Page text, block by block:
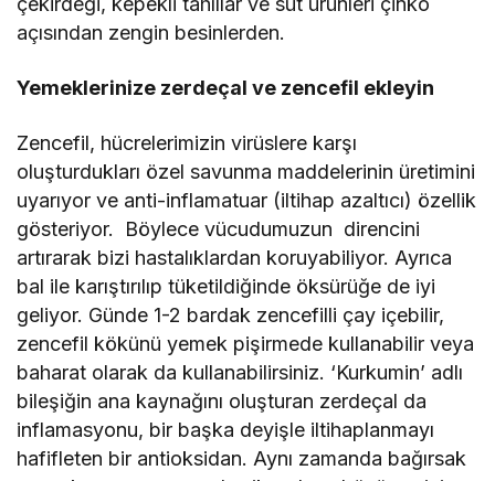
açısından zengin besinlerden.
Yemeklerinize zerdeçal ve zencefil ekleyin
Zencefil, hücrelerimizin virüslere karşı
oluşturdukları özel savunma maddelerinin üretimini
uyarıyor ve anti-inflamatuar (iltihap azaltıcı) özellik
gösteriyor. Böylece vücudumuzun direncini
artırarak bizi hastalıklardan koruyabiliyor. Ayrıca
bal ile karıştırılıp tüketildiğinde öksürüğe de iyi
geliyor. Günde 1-2 bardak zencefilli çay içebilir,
zencefil kökünü yemek pişirmede kullanabilir veya
baharat olarak da kullanabilirsiniz. ‘Kurkumin’ adlı
bileşiğin ana kaynağını oluşturan zerdeçal da
inflamasyonu, bir başka deyişle iltihaplanmayı
hafifleten bir antioksidan. Aynı zamanda bağırsak